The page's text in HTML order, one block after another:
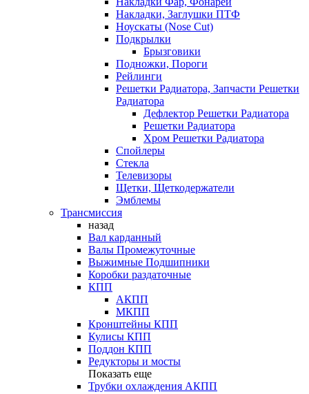
Накладки, Заглушки ПТФ
Ноускаты (Nose Cut)
Подкрылки
Брызговики
Подножки, Пороги
Рейлинги
Решетки Радиатора, Запчасти Решетки
Радиатора
Дефлектор Решетки Радиатора
Решетки Радиатора
Хром Решетки Радиатора
Спойлеры
Стекла
Телевизоры
Щетки, Щеткодержатели
Эмблемы
Трансмиссия
назад
Вал карданный
Валы Промежуточные
Выжимные Подшипники
Коробки раздаточные
КПП
АКПП
МКПП
Кронштейны КПП
Кулисы КПП
Поддон КПП
Редукторы и мосты
Показать еще
Трубки охлаждения АКПП